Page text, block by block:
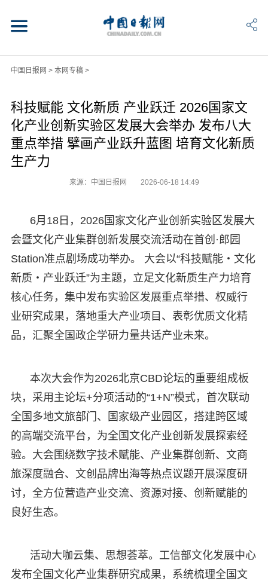
中国日报网 > 本网专稿>
科技赋能 文化新质 产业跃迁 2026国家文
化产业创新实验区发展大会举办 发布八大
重点举措 擘画产业跃升蓝图 培育文化新质
生产力
来源：中国日报网 2026-06-18 14:49
6月18日，2026国家文化产业创新实验区发展大
会暨文化产业集群创新发展交流活动在首创·郎园
Station准点剧场成功举办。 大会以“科技赋能・文化
新质・产业跃迁”为主题，立足文化新质生产力培育
核心任务，集中发布实验区发展重点举措、权威行
业研究成果，落地重大产业项目、表彰优质文化精
品，汇聚全国政企学研力量共话产业未来。
本次大会作为2026北京CBD论坛的重要组成板
块，采用主论坛+分项活动的“1+N”模式，首次联动
全国多地文旅部门、国家级产业园区，搭建跨区域
的高端交流平台，为全国文化产业创新发展探索经
验。大会围绕数字技术赋能、产业集群创新、文商
旅深度融合、文创品牌出海等热点议题开展深度研
讨，全方位营造产业交流、资源对接、创新赋能的
良好生态。
活动大咖云集、思想荟萃。工信部文化发展中心
发布全国文化产业集群研究成果，系统梳理全国文